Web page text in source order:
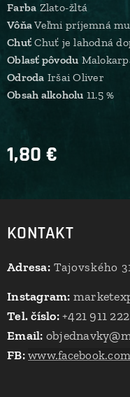
Farba Zlato-žltá
VôňaVeľmi príjemná
Chuť Chuť je lahodná
Oblasť pôvodu
Odroda Iršai Oliver
Obsah alkoholu 11.5 %
1,80 €
KONTAKT
Adresa:Tajovského
Instagram:
Tel. číslo:+421 911
Email:
FB: